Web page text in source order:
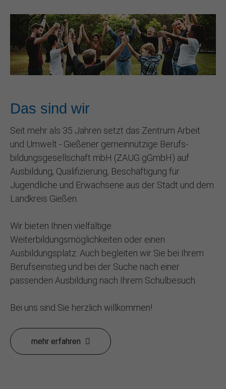
Das sind wir
Seit mehr als 35 Jahren setzt das Zentrum Arbeit
und Umwelt - Gießener gemeinnützige Berufs­
bildungs­gesellschaft mbH (ZAUG gGmbH) auf
Ausbildung, Qualifizierung, Beschäftigung für
Jugendliche und Erwachsene aus der Stadt und dem
Landkreis Gießen.
Wir bieten Ihnen vielfältige
Weiterbildungsmöglichkeiten oder einen
Ausbildungsplatz. Auch begleiten wir Sie bei Ihrem
Berufseinstieg und bei der Suche nach einer
passenden Ausbildung nach Ihrem Schulbesuch.
Bei uns sind Sie herzlich willkommen!
mehr erfahren